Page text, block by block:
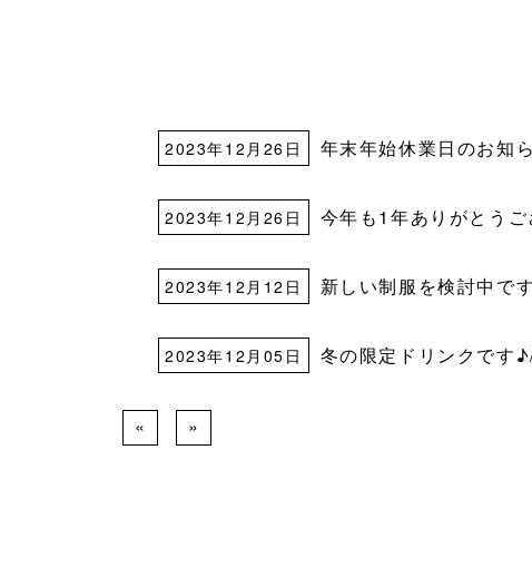
2023年12月26日 年末年始休業日のお知
2023年12月26日 今年も1年ありがとうご
2023年12月12日 新しい制服を検討中で
2023年12月05日 冬の限定ドリンクです
« »